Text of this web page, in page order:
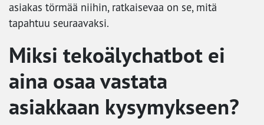
asiakas törmää niihin, ratkaisevaa on se, mitä
tapahtuu seuraavaksi.
Miksi tekoälychatbot ei
aina osaa vastata
asiakkaan kysymykseen?